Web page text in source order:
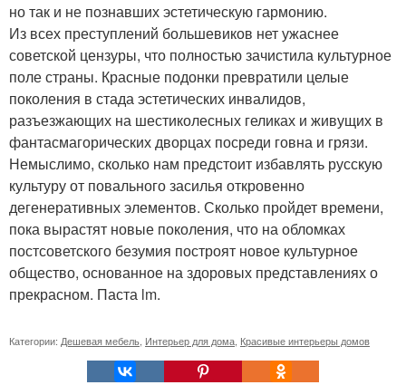
но так и не познавших эстетическую гармонию.
Из всех преступлений большевиков нет ужаснее
советской цензуры, что полностью зачистила культурное
поле страны. Красные подонки превратили целые
поколения в стада эстетических инвалидов,
разъезжающих на шестиколесных геликах и живущих в
фантасмагорических дворцах посреди говна и грязи.
Немыслимо, сколько нам предстоит избавлять русскую
культуру от повального засилья откровенно
дегенеративных элементов. Сколько пройдет времени,
пока вырастят новые поколения, что на обломках
постсоветского безумия построят новое культурное
общество, основанное на здоровых представлениях о
прекрасном. Паста lm.
Категории: Дешевая мебель Интерьер для дома Красивые интерьеры домов